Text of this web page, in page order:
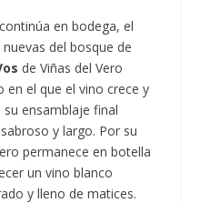
en bodega, el
del bosque de
de Viñas del Vero
en el que el vino crece y
ensamblaje final
y largo. Por su
permanece en botella
un vino blanco
y lleno de matices.